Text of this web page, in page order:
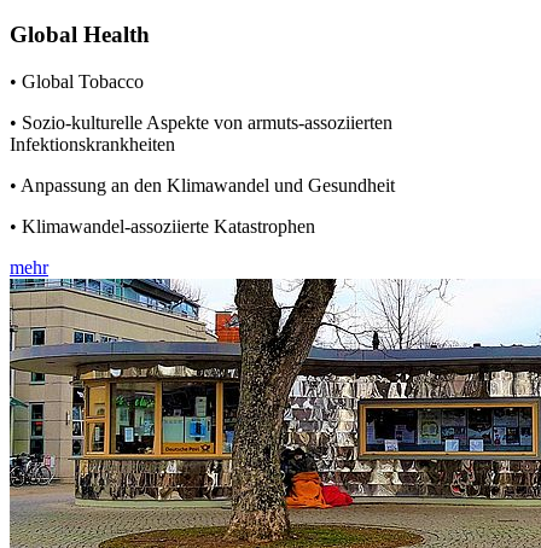
Global Health
• Global Tobacco
• Sozio-kulturelle Aspekte von armuts-assoziierten
Infektionskrankheiten
• Anpassung an den Klimawandel und Gesundheit
• Klimawandel-assoziierte Katastrophen
mehr